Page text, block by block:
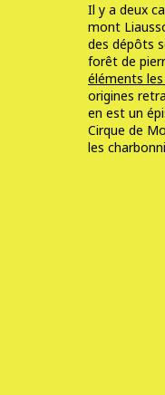
Il y a deux
mont
des dépôts
forêt de
éléments
origines
en est un
Cirque de
les